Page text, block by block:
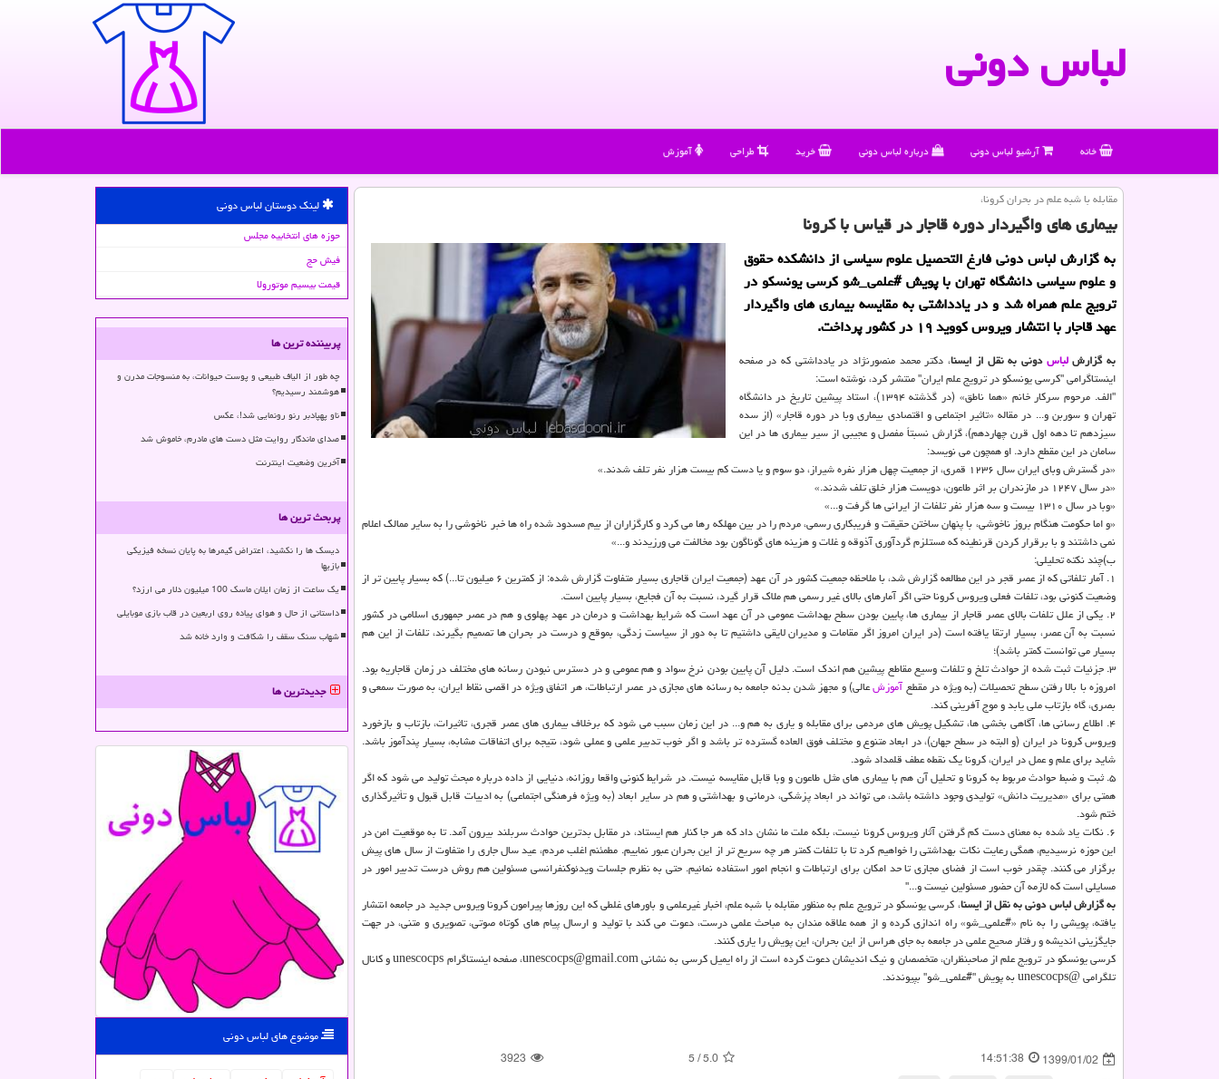
لباس دونی
خانه آرشیو لباس دونی درباره لباس دونی خرید طراحی آموزش
مقابله با شبه علم در بحران كرونا،
بیماری های واگیردار دوره قاجار در قیاس با كرونا
به گزارش لباس دونی فارغ التحصیل علوم سیاسی از دانشكده حقوق
و علوم سیاسی دانشگاه تهران با پویش #علمی_شو كرسی یونسكو در
ترویج علم همراه شد و در یادداشتی به مقایسه بیماری های واگیردار
عهد قاجار با انتشار ویروس كووید ۱۹ در كشور پرداخت.
به گزارشلباسدونی به نقل از ایسنا، دكتر محمد منصورنژاد در یادداشتی كه در صفحه
اینستاگرامی "كرسی یونسكو در ترویج علم ایران" منتشر كرد، نوشته است:
"الف. مرحوم سركار خانم «هما ناطق» (در گذشته ۱۳۹۴)، استاد پیشین تاریخ در دانشگاه
تهران و سوربن و... در مقاله «تاثیر اجتماعی و اقتصادی بیماری وبا در دوره قاجار» (از سده
سیزدهم تا دهه اول قرن چهاردهم)، گزارش نسبتاً مفصل و عجیبی از سیر بیماری ها در این
سامان در این مقطع دارد. او همچون می نویسد:
«در گسترش وبای ایران سال ۱۲۳۶ قمری، از جمعیت چهل هزار نفره شیراز، دو سوم و یا دست كم بیست هزار نفر تلف شدند.»
«در سال ۱۲۴۷ در مازندران بر اثر طاعون، دویست هزار خلق تلف شدند.»
«وبا در سال ۱۳۱۰ بیست و سه هزار نفر تلفات از ایرانی ها گرفت و...»
«و اما حكومت هنگام بروز ناخوشی، با پنهان ساختن حقیقت و فریبكاری رسمی، مردم را در بین مهلكه رها می كرد و كارگزاران از بیم مسدود شده راه ها خبر ناخوشی را به سایر ممالك اعلام
نمی داشتند و با برقرار كردن قرنطینه كه مستلزم گردآوری آذوقه و غلات و هزینه های گوناگون بود مخالفت می ورزیدند و...»
ب)چند نكته تحلیلی:
۱. آمار تلفاتی كه از عصر قجر در این مطالعه گزارش شد، با ملاحظه جمعیت كشور در آن عهد (جمعیت ایران قاجاری بسیار متفاوت گزارش شده: از كمترین ۶ میلیون تا...) كه بسیار پایین تر از
وضعیت كنونی بود، تلفات فعلی ویروس كرونا حتی اگر آمارهای بالای غیر رسمی هم ملاك قرار گیرد، نسبت به آن فجایع، بسیار پایین است.
۲. یكی از علل تلفات بالای عصر قاجار از بیماری ها، پایین بودن سطح بهداشت عمومی در آن عهد است كه شرایط بهداشت و درمان در عهد پهلوی و هم در عصر جمهوری اسلامی در كشور
نسبت به آن عصر، بسیار ارتقا یافته است (در ایران امروز اگر مقامات و مدیران لایقی داشتیم تا به دور از سیاست زدگی، بموقع و درست در بحران ها تصمیم بگیرند، تلفات از این هم
بسیار می توانست كمتر باشد)؛
۳. جزئیات ثبت شده از حوادث تلخ و تلفات وسیع مقاطع پیشین هم اندك است. دلیل آن پایین بودن نرخ سواد و هم عمومی و در دسترس نبودن رسانه های مختلف در زمان قاجاریه بود.
امروزه با بالا رفتن سطح تحصیلات (به ویژه در مقطعآموزشعالی) و مجهز شدن بدنه جامعه به رسانه های مجازی در عصر ارتباطات، هر اتفاق ویژه در اقصی نقاط ایران، به صورت سمعی و
بصری، گاه بازتاب ملی یابد و موج آفرینی كند.
۴. اطلاع رسانی ها، آگاهی بخشی ها، تشكیل پویش های مردمی برای مقابله و یاری به هم و... در این زمان سبب می شود كه برخلاف بیماری های عصر قجری، تاثیرات، بازتاب و بازخورد
ویروس كرونا در ایران (و البته در سطح جهان)، در ابعاد متنوع و مختلف فوق العاده گسترده تر باشد و اگر خوب تدبیر علمی و عملی شود، نتیجه برای اتفاقات مشابه، بسیار پندآموز باشد.
شاید برای علم و عمل در ایران، كرونا یك نقطه عطف قلمداد شود.
۵. ثبت و ضبط حوادث مربوط به كرونا و تحلیل آن هم با بیماری های مثل طاعون و وبا قابل مقایسه نیست. در شرایط كنونی واقعا روزانه، دنیایی از داده درباره مبحث تولید می شود كه اگر
همتی برای «مدیریت دانش» تولیدی وجود داشته باشد، می تواند در ابعاد پزشكی، درمانی و بهداشتی و هم در سایر ابعاد (به ویژه فرهنگی اجتماعی) به ادبیات قابل قبول و تأثیرگذاری
ختم شود.
۶. نكات یاد شده به معنای دست كم گرفتن آثار ویروس كرونا نیست، بلكه ملت ما نشان داد كه هر جا كنار هم ایستاد، در مقابل بدترین حوادث سربلند بیرون آمد. تا به موقعیت امن در
این حوزه نرسیدیم، همگی رعایت نكات بهداشتی را خواهیم كرد تا با تلفات كمتر هر چه سریع تر از این بحران عبور نماییم. مطمئنم اغلب مردم، عید سال جاری را متفاوت از سال های پیش
برگزار می كنند. چقدر خوب است از فضای مجازی تا حد امكان برای ارتباطات و انجام امور استفاده نمائیم. حتی به نظرم جلسات ویدئوكنفرانسی مسئولین هم روش درست تدبیر امور در
مسایلی است كه لازمه آن حضور مسئولین نیست و..."
به گزارش لباس دونی به نقل از ایسنا، كرسی یونسكو در ترویج علم به منظور مقابله با شبه علم، اخبار غیرعلمی و باورهای غلطی كه این روزها پیرامون كرونا ویروس جدید در جامعه انتشار
یافته، پویشی را به نام «#علمی_شو» راه اندازی كرده و از همه علاقه مندان به مباحث علمی درست، دعوت می كند با تولید و ارسال پیام های كوتاه صوتی، تصویری و متنی، در جهت
جایگزینی اندیشه و رفتار صحیح علمی در جامعه به جای هراس از این بحران، این پویش را یاری كنند.
كرسی یونسكو در ترویج علم از صاحبنظران، متخصصان و نیك اندیشان دعوت كرده است از راه ایمیل كرسی به نشانی unescocps@gmail.com، صفحه اینستاگرام unescocps و كانال
تلگرامی @unescocps به پویش "#علمی_شو" بپیوندند.
1399/01/02
14:51:38
5.0
/
5
3923
لینک دوستان لباس دونی
حوزه های انتخابیه مجلس
فیش حج
قیمت بیسیم موتورولا
پربیننده ترین ها
چه طور از الیاف طبیعی و پوست حیوانات، به منسوجات مدرن و
هوشمند رسیدیم؟
ناو پهپادبر رنو رونمایی شد!، عکس
صدای ماندگار روایت مثل دست های مادرم، خاموش شد
آخرین وضعیت اینترنت
پربحث ترین ها
دیسک ها را نکشید، اعتراض گیمرها به پایان نسخه فیزیکی
بازیها
یک ساعت از زمان ایلان ماسک 100 میلیون دلار می ارزد؟
داستانی از حال و هوای پیاده روی اربعین در قاب بازی موبایلی
شهاب سنگ سقف را شکافت و وارد خانه شد
جدیدترین ها
موضوع های لباس دونی